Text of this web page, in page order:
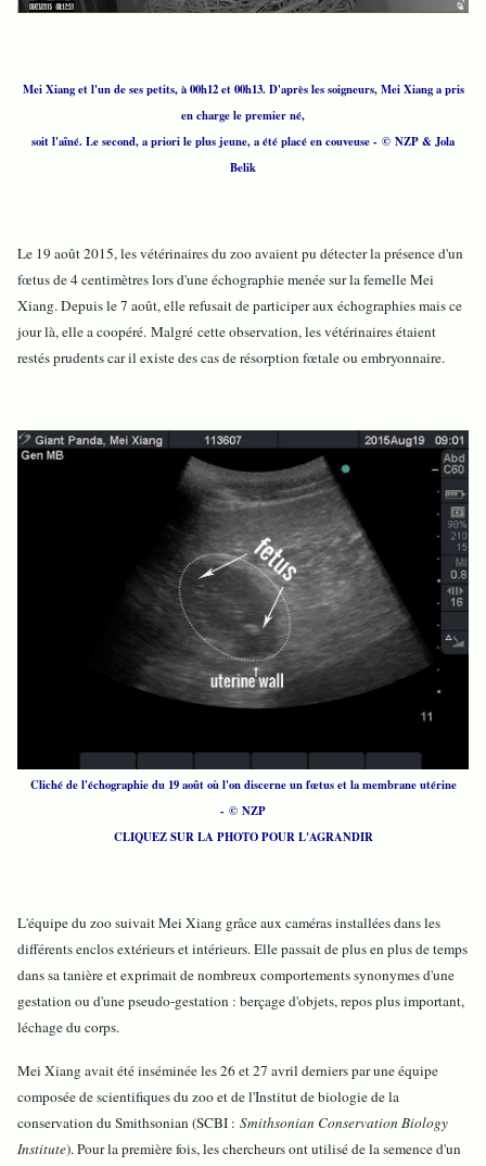
Mei Xiang et l'un de ses petits, à 00h12 et 00h13. D'après les soigneurs, Mei Xiang a pris
en charge le premier né,
soit l'aîné. Le second, a priori le plus jeune, a été placé en couveuse - © NZP & Jola
Belik
Le 19 août 2015, les vétérinaires du zoo avaient pu détecter la présence d'un
fœtus de 4 centimètres lors d'une échographie menée sur la femelle Mei
Xiang. Depuis le 7 août, elle refusait de participer aux échographies mais ce
jour là, elle a coopéré. Malgré cette observation, les vétérinaires étaient
restés prudents car il existe des cas de résorption fœtale ou embryonnaire.
Cliché de l'échographie du 19 août où l'on discerne un fœtus et la membrane utérine
- © NZP
CLIQUEZ SUR LA PHOTO POUR L'AGRANDIR
L'équipe du zoo suivait Mei Xiang grâce aux caméras installées dans les
différents enclos extérieurs et intérieurs. Elle passait de plus en plus de temps
dans sa tanière et exprimait de nombreux comportements synonymes d'une
gestation ou d'une pseudo-gestation : berçage d'objets, repos plus important,
léchage du corps.
Mei Xiang avait été inséminée les 26 et 27 avril derniers par une équipe
composée de scientifiques du zoo et de l'Institut de biologie de la
conservation du Smithsonian (SCBI : Smithsonian Conservation Biology
Institute). Pour la première fois, les chercheurs ont utilisé de la semence d'un